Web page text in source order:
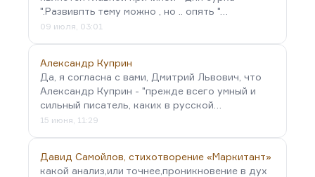
".Развивпть тему можно , но .. опять "…
09 июля, 03:01
Александр Куприн
Да, я согласна с вами, Дмитрий Львович, что
Александр Куприн - "прежде всего умный и
сильный писатель, каких в русской…
15 июня, 11:29
Давид Самойлов, стихотворение «Маркитант»
какой анализ,или точнее,проникновение в дух